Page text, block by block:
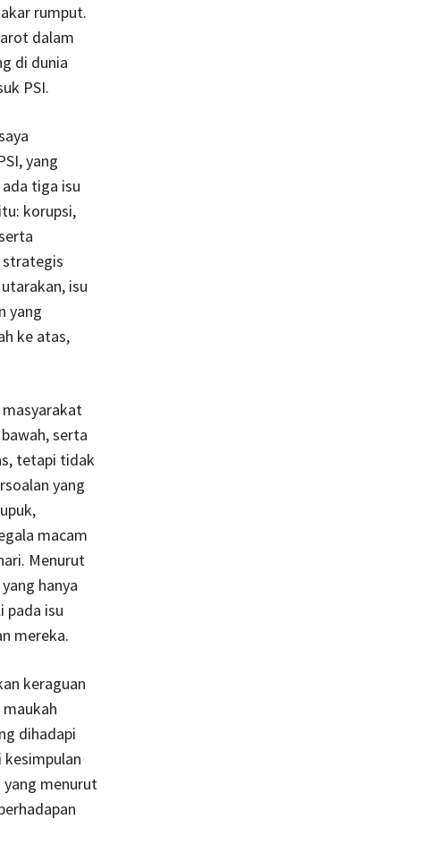
rumput.
dalam
di dunia
PSI.
yang
tiga isu
korupsi,
strategis
isu
yang
ke atas,
serta
tetapi tidak
yang
macam
Menurut
hanya
pada isu
mereka.
keraguan
dihadapi
kesimpulan
yang menurut